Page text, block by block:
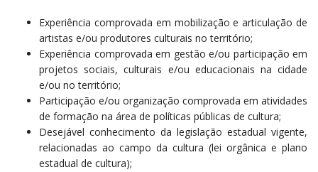
Experiência comprovada em mobilização e articulação de
artistas e/ou produtores culturais no território;
Experiência comprovada em gestão e/ou participação em
projetos sociais, culturais e/ou educacionais na cidade
e/ou no território;
Participação e/ou organização comprovada em atividades
de formação na área de políticas públicas de cultura;
Desejável conhecimento da legislação estadual vigente,
relacionadas ao campo da cultura (lei orgânica e plano
estadual de cultura);